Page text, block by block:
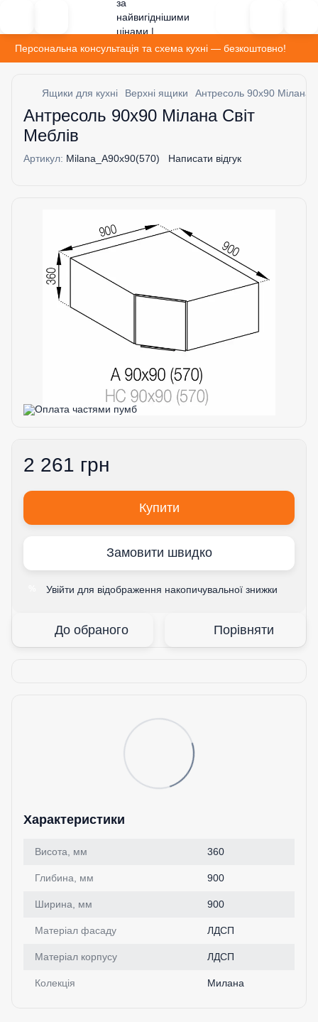
Персональна консультація та схема кухні — безкоштовно!
Ящики для кухні Верхні ящики Антресоль 90х90 Мілана
Антресоль 90х90 Мілана Світ
Меблів
Артикул: Milana_A90х90(570) Написати відгук
2 261 грн
Купити
Замовити швидко
Увійти для відображення накопичувальної знижки
До обраного Порівняти
Характеристики
Висота, мм 360
Глибина, мм 900
Ширина, мм 900
Матеріал фасаду ЛДСП
Матеріал корпусу ЛДСП
Колекція Милана